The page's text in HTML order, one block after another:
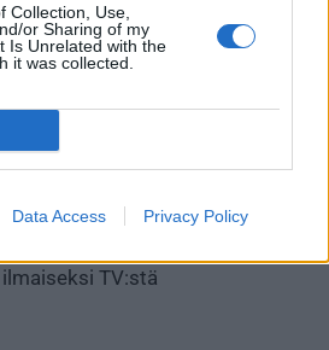
Collection, Use,
or Sharing of my
Is Unrelated with the
it was collected.
Data Access Privacy Policy
julkisti ketjut Sveitsi-peliin –
Barkov tekee paluun
sekosi Suomen 2.
TV:stä